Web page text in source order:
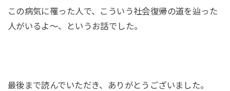
この病気に罹った人で、こういう社会復帰の道を辿った
人がいるよ～、というお話でした。
最後まで読んでいただき、ありがとうございました。